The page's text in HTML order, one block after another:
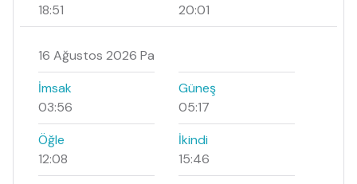
18:51
20:01
16 Ağustos 2026 Pa
İmsak
03:56
Güneş
05:17
Öğle
12:08
İkindi
15:46